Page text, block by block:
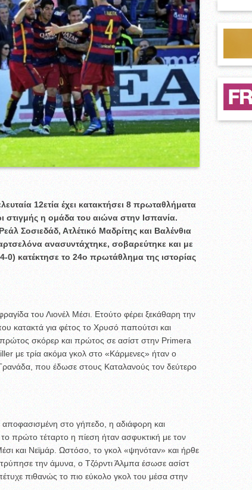
12ετία έχει κατακτήσει 8 πρωταθλήματα
στιγμής η ομάδα του αιώνα στην Ισπανία.
Σοσιεδάδ, Ατλέτικό Μαδρίτης και Βαλένθια
ανασυντάχτηκε, σοβαρεύτηκε και με
0) κατέκτησε το 24ο πρωτάθλημα της ιστορίας
του Λιονέλ Μέσι. Ετούτο φέρει ξεκάθαρη την
κατακτά για φέτος το Χρυσό παπούτσι και
σκόρερ και πρώτος σε ασίστ στην Primera
με τρία ακόμα γκολ στο «Κάρμενες» ήταν ο
που έδωσε στους Καταλανούς τον δεύτερο
στο γήπεδο, η αδιάφορη και
πρώτο τέταρτο η πίεση ήταν ασφυκτική με τον
και Νεϊμάρ. Ωστόσο, το γκολ «ψηνόταν» και ήρθε
την άμυνα, ο Τζόρντι Άλμπα έσωσε ασίστ
πιθανώς το πιο εύκολο γκολ του μέσα στην